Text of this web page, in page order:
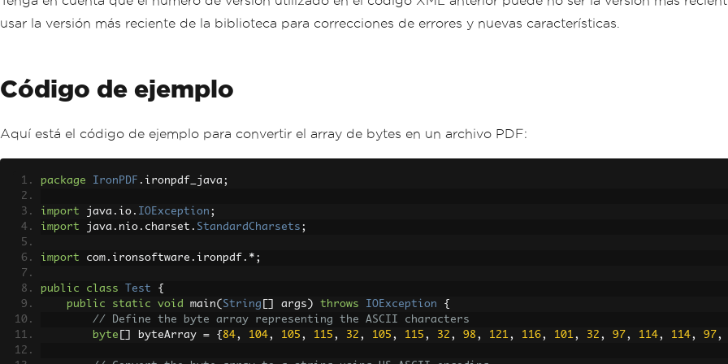
usar la versión más reciente de la biblioteca para correcciones de errores y nuevas características.
Código de ejemplo
Aquí está el código de ejemplo para convertir el array de bytes en un archivo PDF:
package IronPDF . ironpdf_java ;
import java . io . IOException ;
import java . nio . charset . StandardCharsets ;
import com . ironsoftware . ironpdf .*;
public class Test
{
public
static void main( String args ) throws IOException
{
// Define the byte array representing the ASCII characters
byte
byteArray = { 84, 104, 105 , 115 , 32 , 105 , 115 , 32 , 98 , 121, 116, 101, 32 , 97, 114, 114, 97,